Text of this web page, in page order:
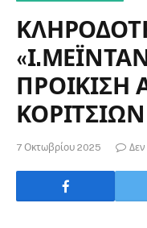
ΠΡΟΙΚΙΣΗ
ΚΟΡΙΤΣΙΩΝ
7 Οκτωβρίου 2025